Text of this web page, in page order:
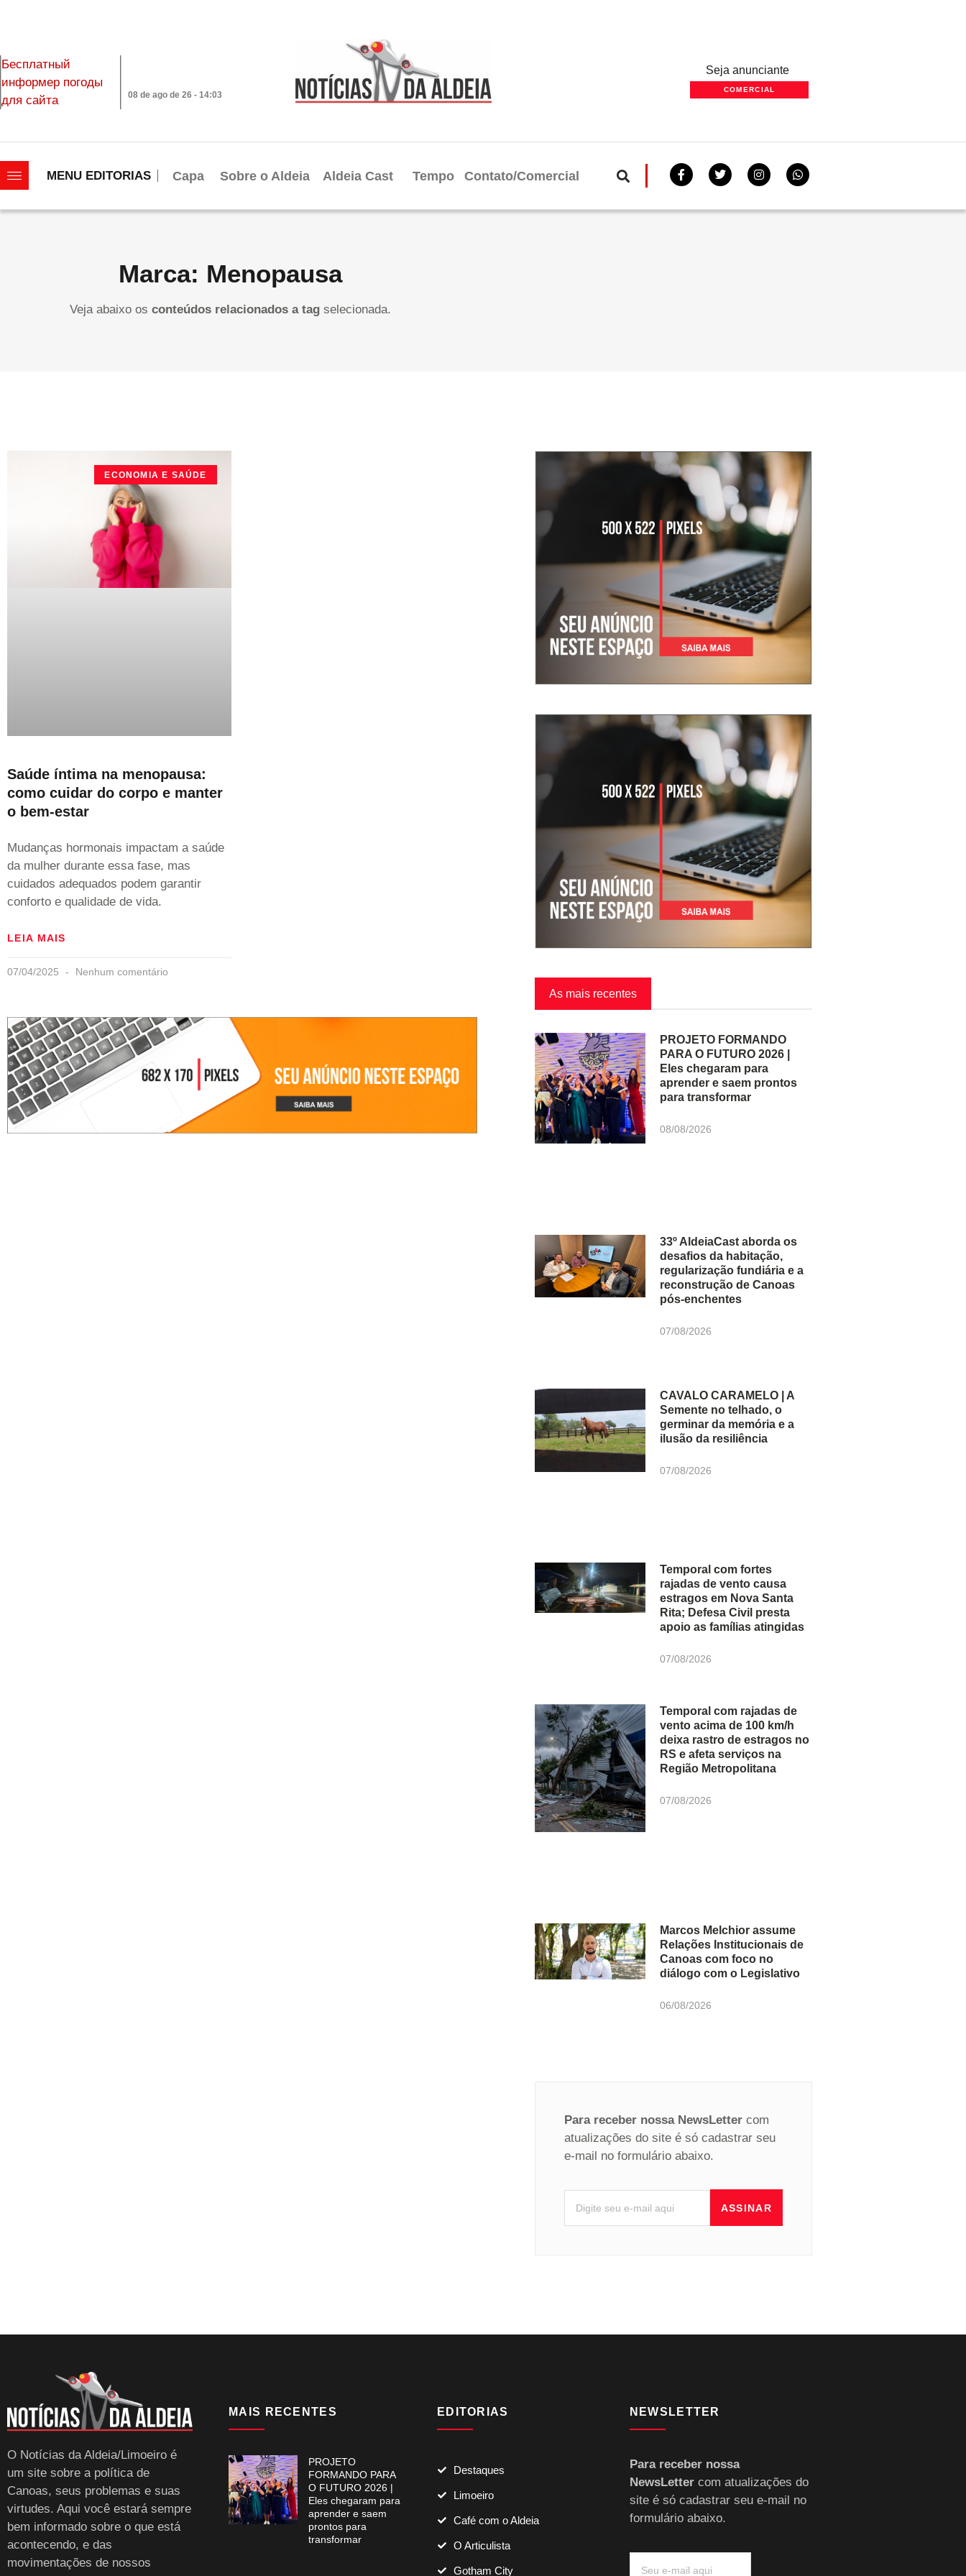
Бесплатный
информер погоды
для сайта
08 de ago de 26 - 14:03
Seja anunciante
COMERCIAL
MENU EDITORIAS Capa Sobre o Aldeia Aldeia Cast Tempo Contato/Comercial
Marca: Menopausa
Veja abaixo os conteúdos relacionados a tagselecionada.
ECONOMIA E SAÚDE
Saúde íntima na menopausa:
como cuidar do corpo e manter
o bem-estar
Mudanças hormonais impactam a saúde
da mulher durante essa fase, mas
cuidados adequados podem garantir
conforto e qualidade de vida.
LEIA MAIS
07/04/2025 Nenhum comentário
As mais recentes
PROJETO FORMANDO
PARA O FUTURO 2026 |
Eles chegaram para
aprender e saem prontos
para transformar
08/08/2026
33º AldeiaCast aborda os
desafios da habitação,
regularização fundiária e a
reconstrução de Canoas
pós-enchentes
07/08/2026
CAVALO CARAMELO | A
Semente no telhado, o
germinar da memória e a
ilusão da resiliência
07/08/2026
Temporal com fortes
rajadas de vento causa
estragos em Nova Santa
Rita; Defesa Civil presta
apoio as famílias atingidas
07/08/2026
Temporal com rajadas de
vento acima de 100 km/h
deixa rastro de estragos no
RS e afeta serviços na
Região Metropolitana
07/08/2026
Marcos Melchior assume
Relações Institucionais de
Canoas com foco no
diálogo com o Legislativo
06/08/2026
Para receber nossa NewsLetter com
atualizações do site é só cadastrar seu
e-mail no formulário abaixo.
ASSINAR
O Notícias da Aldeia/Limoeiro é
um site sobre a política de
Canoas, seus problemas e suas
virtudes. Aqui você estará sempre
bem informado sobre o que está
acontecendo, e das
movimentações de nossos
MAIS RECENTES
PROJETO
FORMANDO PARA
O FUTURO 2026 |
Eles chegaram para
aprender e saem
prontos para
transformar
EDITORIAS
Destaques
Limoeiro
Café com o Aldeia
O Articulista
Gotham City
NEWSLETTER
Para receber nossa
NewsLettercom atualizações do
site é só cadastrar seu e-mail no
formulário abaixo.